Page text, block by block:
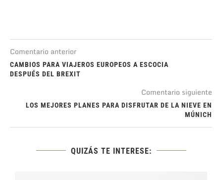
Comentario anterior
CAMBIOS PARA VIAJEROS EUROPEOS A ESCOCIA
DESPUÉS DEL BREXIT
Comentario siguiente
LOS MEJORES PLANES PARA DISFRUTAR DE LA NIEVE EN
MÚNICH
QUIZÁS TE INTERESE: